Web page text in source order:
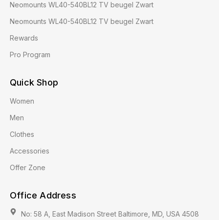
Neomounts WL40-540BL12 TV beugel Zwart
Neomounts WL40-540BL12 TV beugel Zwart
Rewards
Pro Program
Quick Shop
Women
Men
Clothes
Accessories
Offer Zone
Office Address
No: 58 A, East Madison Street Baltimore, MD, USA 4508